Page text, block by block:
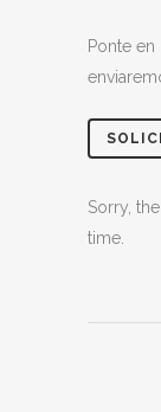
Ponte
Sorry,
time.